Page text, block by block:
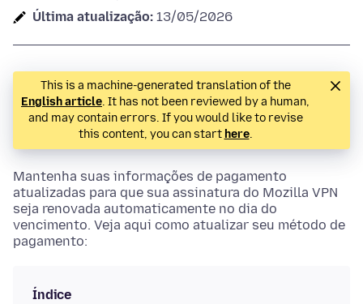
Última atualização: 13/05/2026
This is a machine-generated translation of the
English article. It has not been reviewed by a human,
and may contain errors. If you would like to revise
this content, you can start here.
Mantenha suas informações de pagamento
atualizadas para que sua assinatura do Mozilla VPN
seja renovada automaticamente no dia do
vencimento. Veja aqui como atualizar seu método de
pagamento:
Índice